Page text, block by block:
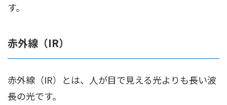
す。
赤外線（IR）
赤外線（IR）とは、人が目で見える光よりも長い波
長の光です。